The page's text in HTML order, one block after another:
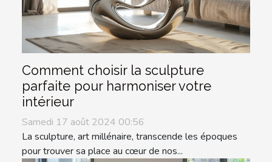
Comment choisir la sculpture
parfaite pour harmoniser votre
intérieur
Samedi 17 août 2024 00:56
La sculpture, art millénaire, transcende les époques
pour trouver sa place au cœur de nos...